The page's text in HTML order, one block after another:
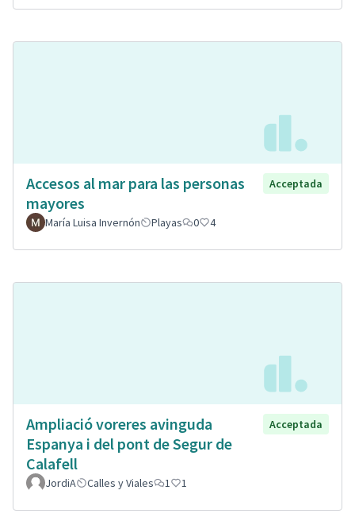
Accesos al mar para las personas
mayores
Acceptada
María Luisa Invernón Playas 0 4
Ampliació voreres avinguda
Espanya i del pont de Segur de
Calafell
Acceptada
JordiA Calles y Viales 1 1